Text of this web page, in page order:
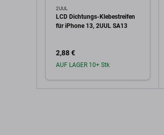
2UUL
LCD Dichtungs-Klebestreifen
für iPhone 13, 2UUL SA13
2,88 €
AUF LAGER 10+ Stk